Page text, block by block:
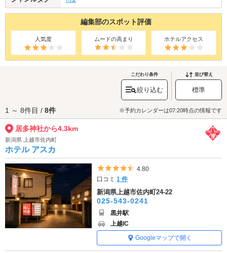
編集部のスポット評価
人気度 ムードの高まり ホテルアクセス
こだわり条件
絞り込む
並び替え
標準
1 ～ 8件目 / 8件 ※予約カレンダーは07:20時点の情報です
居多神社から4.3km
新潟県 上越市佐内町
ホテル アスカ
5つ星のうち4.5
4.80
口コミ1 件
新潟県上越市佐内町24-22
025-543-0241
黒井駅
上越IC
Googleマップで開く